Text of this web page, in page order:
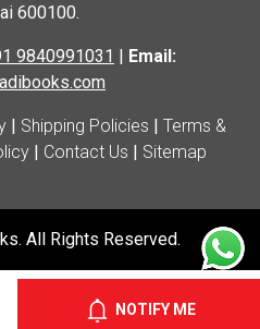
NOTIFY ME
600100.
9840991031 | Email:
| Shipping Policies | Terms &
| Contact Us | Sitemap
All Rights Reserved.